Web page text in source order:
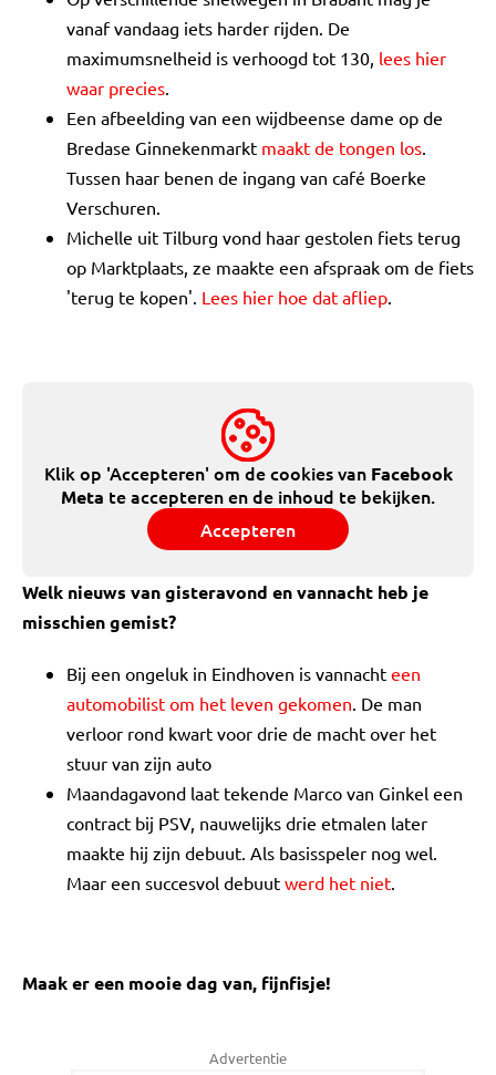
vanaf vandaag iets harder rijden. De
maximumsnelheid is verhoogd tot 130, lees hier
waar precies.
Een afbeelding van een wijdbeense dame op de
Bredase Ginnekenmarkt maakt de tongen los.
Tussen haar benen de ingang van café Boerke
Verschuren.
Michelle uit Tilburg vond haar gestolen fiets terug
op Marktplaats, ze maakte een afspraak om de fiets
'terug te kopen'. Lees hier hoe dat afliep.
Klik op 'Accepteren' om de cookies van Facebook
Meta te accepteren en de inhoud te bekijken.
Accepteren
Welk nieuws van gisteravond en vannacht heb je
misschien gemist?
Bij een ongeluk in Eindhoven is vannacht een
automobilist om het leven gekomen. De man
verloor rond kwart voor drie de macht over het
stuur van zijn auto
Maandagavond laat tekende Marco van Ginkel een
contract bij PSV, nauwelijks drie etmalen later
maakte hij zijn debuut. Als basisspeler nog wel.
Maar een succesvol debuut werd het niet.
Maak er een mooie dag van, fijnfisje!
Advertentie